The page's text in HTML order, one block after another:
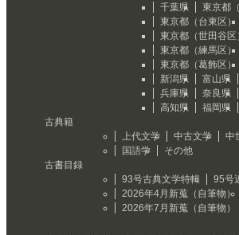
千葉県
東京都
東京都（台東区）
東京都（世田谷区
東京都（練馬区）
東京都（葛飾区）
新潟県
富山県
兵庫県
奈良県
高知県
福岡県
古典籍
上代文学
中古文学 中
国語学
その他
古書目録
93号古典文学特輯
95号
2026年4月新蒐（自筆物）
2026年7月新蒐（自筆物）